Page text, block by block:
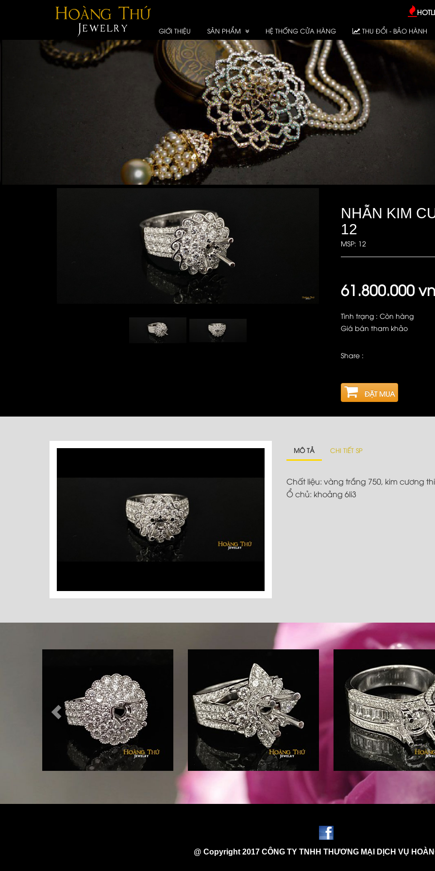
GIỚI THIỆU SẢN PHẨM HỆ THỐNG CỬA HÀNG THU ĐỔI - BẢO HÀNH
NHẪN KIM
12
MSP: 12
61.800.000
Tình trạng : Còn hàng
Giá bán tham khảo
Share :
ĐẶT MUA
MÔ TẢ CHI TIẾT SP
Chất liệu: vàng trắng 750, kim cương
Ổ chủ: khoảng 6li3
@ Copyright 2017 CÔNG TY TNHH THƯƠNG MẠI DỊCH VỤ